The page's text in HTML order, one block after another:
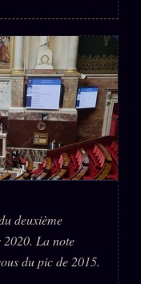
deuxième
2020. La note
du pic de 2015.